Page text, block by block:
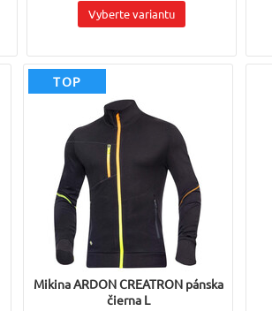
Vyberte variantu
TOP
Mikina ARDON CREATRON pánska
čierna L